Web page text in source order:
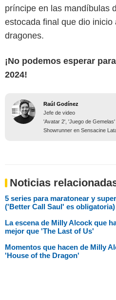
príncipe en las mandíbulas
estocada final que dio inicio
dragones.
¡No podemos esperar
2024!
Raúl Godínez
Jefe de video
'Avatar 2', 'Juego de
Showrunner en Sensacine
Noticias
5 series para maratonear y
('Better Call Saul' es obligatoria)
La escena de Milly Alcock que
mejor que 'The Last of Us'
Momentos que hacen de Milly
'House of the Dragon'